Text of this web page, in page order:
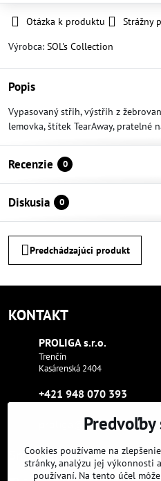
Otázka k produktu Strážny
Výrobca: SOL's Collection
Popis
Vypasovaný střih, výstřih z
lemovka, štítek TearAway, pratelné
Recenzie 0
Diskusia 0
Predchádzajúci produkt
KONTAKT
PROLIGA s​.r​.o​.
Trenčín
Kasárenská 2404
+421 948 070 393
proliga​@proliga​.eu
Sme tam, kde aj vy:
Cookies používame na
stránky, analýzu jej výkonnosti
používaní. Na tento účel